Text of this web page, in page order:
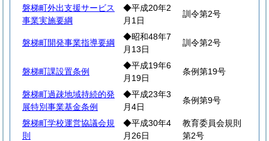
磐梯町外出支援サービス
事業実施要綱
◆平成20年2
月1日
訓令第2号
磐梯町開発事業指導要綱
◆昭和48年7
月13日
訓令第2号
磐梯町課設置条例
◆平成19年6
月19日
条例第19号
磐梯町過疎地域持続的発
展特別事業基金条例
◆平成23年3
月4日
条例第9号
磐梯町学校運営協議会規
則
◆平成30年4
月26日
教育委員会規則
第2号